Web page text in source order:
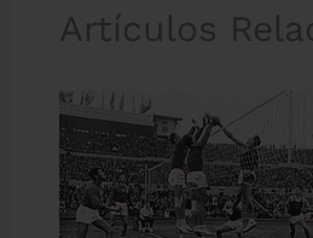
Artículos